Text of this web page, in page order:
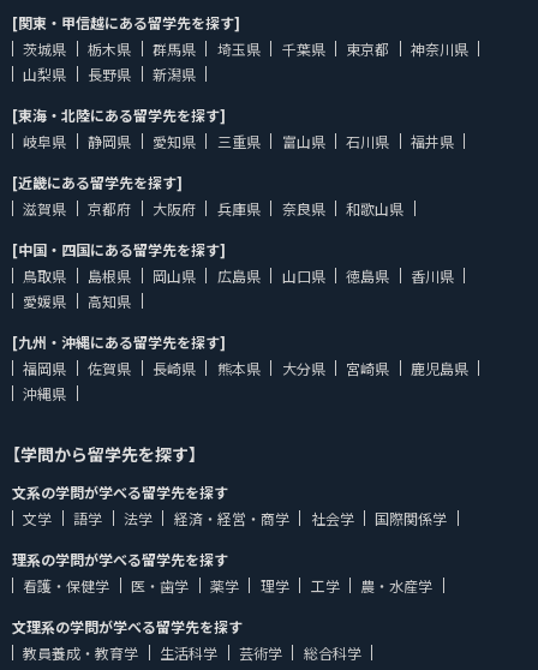
[関東・甲信越にある留学先を探す]
茨城県
栃木県 群馬県 埼玉県 千葉県 東京都
神奈川県
山梨県
長野県
新潟県
[東海・北陸にある留学先を探す]
岐阜県
静岡県 愛知県 三重県 富山県 石川県
福井県
[近畿にある留学先を探す]
滋賀県
京都府 大阪府 兵庫県 奈良県
和歌山県
[中国・四国にある留学先を探す]
鳥取県
島根県 岡山県 広島県 山口県 徳島県
香川県
愛媛県
高知県
[九州・沖縄にある留学先を探す]
福岡県
佐賀県 長崎県 熊本県 大分県 宮崎県
鹿児島県
沖縄県
【学問から留学先を探す】
文系の学問が学べる留学先を探す
文学
語学 法学 経済・経営・商学 社会学
国際関係学
理系の学問が学べる留学先を探す
看護・保健学
医・歯学 薬学 理学 工学
農・水産学
文理系の学問が学べる留学先を探す
教員養成・教育学
生活科学 芸術学 総合科学